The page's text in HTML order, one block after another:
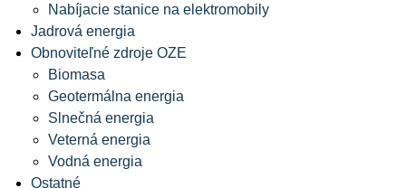
Nabíjacie stanice na elektromobily
Jadrová energia
Obnoviteľné zdroje OZE
Biomasa
Geotermálna energia
Slnečná energia
Veterná energia
Vodná energia
Ostatné